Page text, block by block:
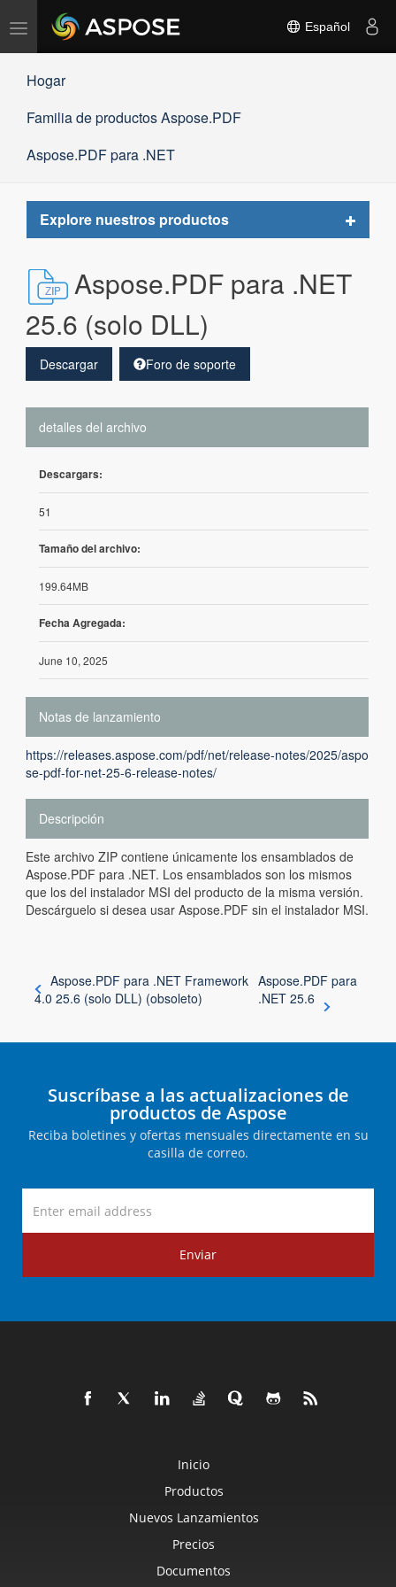
Alternar
navegación
Español
Hogar
Familia de productos Aspose.PDF
Aspose.PDF para .NET
Explore nuestros productos
Toggle
Aspose.PDF para .NET
25.6 (solo DLL)
Descargar Foro de soporte
detalles del archivo
Descargars:
51
Tamaño del archivo:
199.64MB
Fecha Agregada:
June 10, 2025
Notas de lanzamiento
https://releases.aspose.com/pdf/net/release-notes/2025/aspo
se-pdf-for-net-25-6-release-notes/
Descripción
Este archivo ZIP contiene únicamente los ensamblados de
Aspose.PDF para .NET. Los ensamblados son los mismos
que los del instalador MSI del producto de la misma versión.
Descárguelo si desea usar Aspose.PDF sin el instalador MSI.
Aspose.PDF para .NET Framework
4.0 25.6 (solo DLL) (obsoleto)
Aspose.PDF para
.NET 25.6
Suscríbase a las actualizaciones de
productos de Aspose
Reciba boletines y ofertas mensuales directamente en su
casilla de correo.
Enviar
Inicio
Productos
Nuevos Lanzamientos
Precios
Documentos